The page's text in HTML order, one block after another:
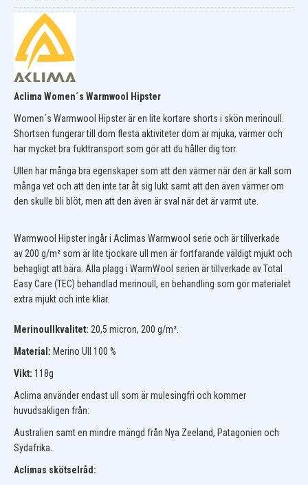
Aclima Women´s Warmwool Hipster
Women´s Warmwool Hipster är en lite kortare shorts i skön merinoull.
Shortsen fungerar till dom flesta aktiviteter dom är mjuka, värmer och
har mycket bra fukttransport som gör att du håller dig torr.
Ullen har många bra egenskaper som att den värmer när den är kall som
många vet och att den inte tar åt sig lukt samt att den även värmer om
den skulle bli blöt, men att den även är sval när det är varmt ute.
Warmwool Hipster ingår i Aclimas Warmwool serie och är tillverkade
av 200 g/m² som är lite tjockare ull men är fortfarande väldigt mjukt och
behagligt att bära. Alla plagg i WarmWool serien är tillverkade av Total
Easy Care (TEC) behandlad merinoull, en behandling som gör materialet
extra mjukt och inte kliar.
Merinoullkvalitet: 20,5 micron, 200 g/m².
Material: Merino Ull 100 %
Vikt: 118g
Aclima använder endast ull som är mulesingfri och kommer
huvudsakligen från:
Australien samt en mindre mängd från Nya Zeeland, Patagonien och
Sydafrika.
Aclimas skötselråd: